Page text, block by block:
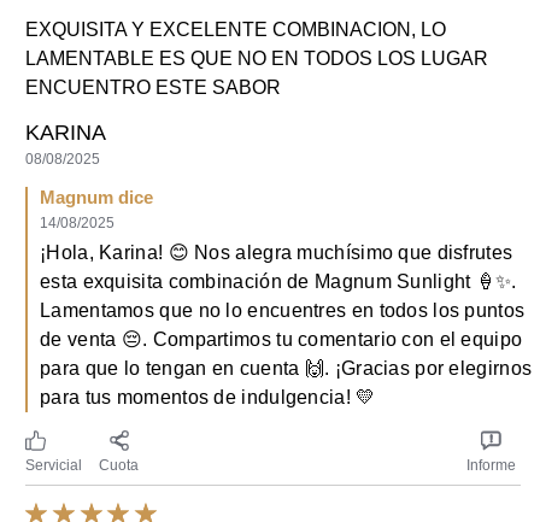
EXQUISITA Y EXCELENTE COMBINACION, LO
LAMENTABLE ES QUE NO EN TODOS LOS LUGAR
ENCUENTRO ESTE SABOR
KARINA
08/08/2025
Magnum dice
14/08/2025
¡Hola, Karina! 😊 Nos alegra muchísimo que disfrutes
esta exquisita combinación de Magnum Sunlight 🍦✨.
Lamentamos que no lo encuentres en todos los puntos
de venta 😔. Compartimos tu comentario con el equipo
para que lo tengan en cuenta 🙌. ¡Gracias por elegirnos
para tus momentos de indulgencia! 💛
Servicial Cuota Informe